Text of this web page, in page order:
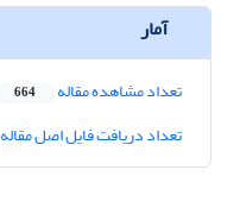
آمار
تعداد مشاهده مقاله 664
تعداد دریافت فایل اصل مقاله